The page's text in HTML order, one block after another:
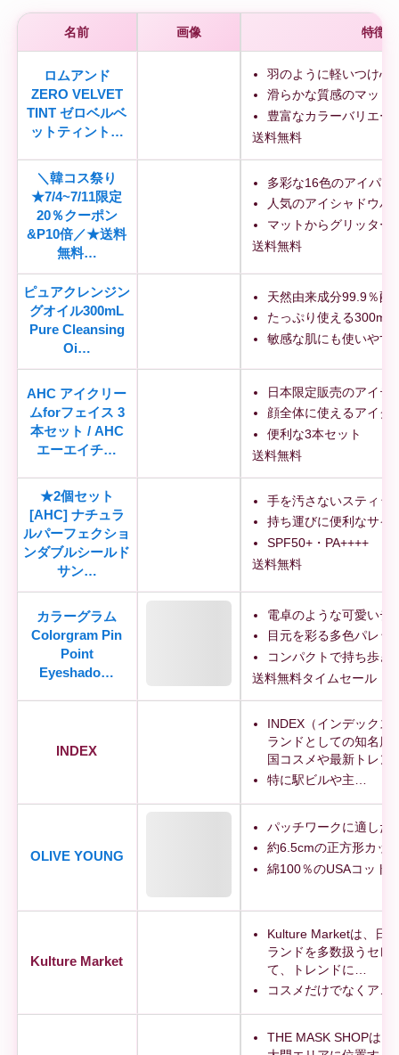
名前 画像 特徴
ロムアンド
ZERO VELVET
TINT ゼロベルベ
ットティント…
羽のように軽いつけ心
滑らかな質感のマット
豊富なカラーバリエー
送料無料
＼韓コス祭り
★7/4~7/11限定
20％クーポン
&P10倍／★送料
無料…
多彩な16色のアイパレ
人気のアイシャドウパ
マットからグリッター
送料無料
ピュアクレンジン
グオイル300mL
Pure Cleansing
Oi…
天然由来成分99.9％配
たっぷり使える300ml
敏感な肌にも使いやす
AHC アイクリー
ムforフェイス 3
本セット / AHC
エーエイチ…
日本限定販売のアイテ
顔全体に使えるアイク
便利な3本セット
送料無料
★2個セット
[AHC] ナチュラ
ルパーフェクショ
ンダブルシールド
サン…
手を汚さないスティッ
持ち運びに便利なサイ
SPF50+・PA++++
送料無料
カラーグラム
Colorgram Pin
Point
Eyeshado…
電卓のような可愛いデ
目元を彩る多色パレッ
コンパクトで持ち歩き
送料無料タイムセール
INDEX
INDEX（インデックス
ランドとしての知名度
国コスメや最新トレン
特に駅ビルや主…
OLIVE YOUNG
パッチワークに適した
約6.5cmの正方形カッ
綿100％のUSAコット
Kulture Market
Kulture Marketは、日
ランドを多数扱うセレ
て、トレンドに…
コスメだけでなくア…
THE MASK SHOPは、